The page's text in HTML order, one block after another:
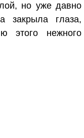
но уже давно
закрыла глаза,
этого нежного